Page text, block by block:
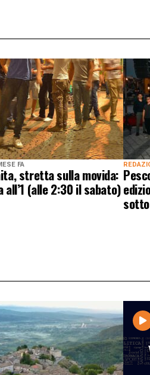
FA
stretta sulla movida:
all’1 (alle 2:30 il sabato)